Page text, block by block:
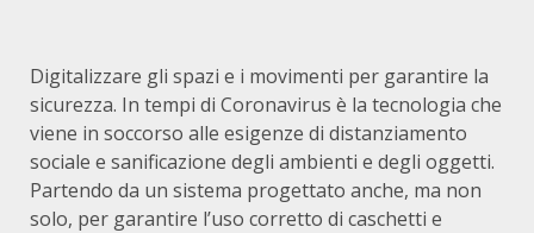
Digitalizzare gli spazi e i movimenti per garantire la
sicurezza. In tempi di Coronavirus è la tecnologia che
viene in soccorso alle esigenze di distanziamento
sociale e sanificazione degli ambienti e degli oggetti.
Partendo da un sistema progettato anche, ma non
solo, per garantire l’uso corretto di caschetti e